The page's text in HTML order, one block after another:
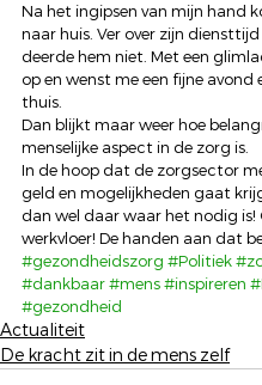
Na het ingipsen van mijn hand
naar huis. Ver over zijn
deerde hem niet. Met een
op en wenst me een fijne avond
thuis.
Dan blijkt maar weer hoe
menselijke aspect in de zorg is.
In de hoop dat de zorgsector
geld en mogelijkheden gaat
dan wel daar waar het nodig is!
werkvloer! De handen aan dat
#gezondheidszorg #Politiek
#dankbaar#mens#inspireren
#gezondheid
Actualiteit
De kracht zit in de mens zelf